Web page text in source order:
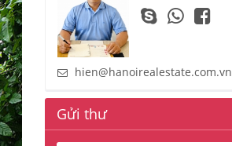
hien@hanoirealestate.com.vn
Gửi thư